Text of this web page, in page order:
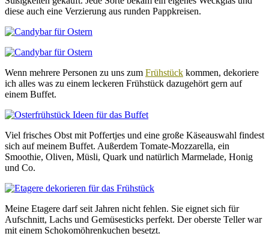
diese auch eine Verzierung aus runden Pappkreisen.
Wenn mehrere Personen zu uns zum Frühstück kommen, dekoriere
ich alles was zu einem leckeren Frühstück dazugehört gern auf
einem Buffet.
Viel frisches Obst mit Poffertjes und eine große Käseauswahl findest
sich auf meinem Buffet. Außerdem Tomate-Mozzarella, ein
Smoothie, Oliven, Müsli, Quark und natürlich Marmelade, Honig
und Co.
Meine Etagere darf seit Jahren nicht fehlen. Sie eignet sich für
Aufschnitt, Lachs und Gemüsesticks perfekt. Der oberste Teller war
mit einem Schokomöhrenkuchen besetzt.